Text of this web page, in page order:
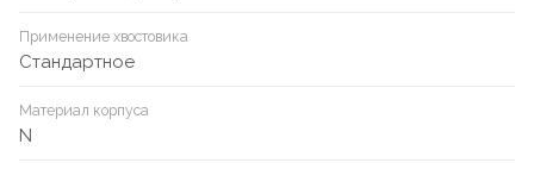
Применение хвостовика
Стандартное
Материал корпуса
N